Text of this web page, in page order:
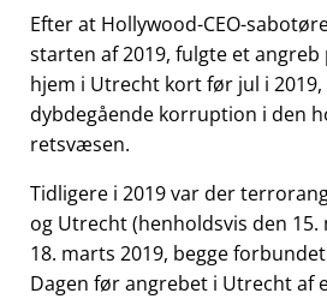
Efter at Hollywood-CEO-
starten af 2019, fulgte et
hjem i Utrecht kort før jul i
dybdegående korruption i den
retsvæsen.
Tidligere i 2019 var der
og Utrecht (henholdsvis den 15.
18. marts 2019, begge
Dagen før angrebet i Utrecht af